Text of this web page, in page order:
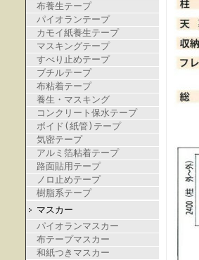
布養生テープ
パイオランテープ
カモイ紙養生テープ
マスキングテープ
すべり止めテープ
ブチルテープ
布粘着テープ
養生・マスキング
コンクリート保水テープ
ボイド(紙管)テープ
気密テープ
アルミ箔粘着テープ
路面貼用テープ
ノロ止めテープ
樹脂系テープ
マスカー
パイオランマスカー
布テープマスカー
和紙つきマスカー